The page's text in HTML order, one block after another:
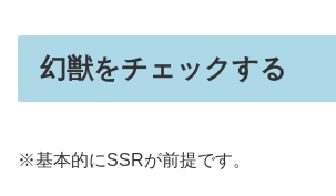
幻獣をチェックする
※基本的にSSRが前提です。